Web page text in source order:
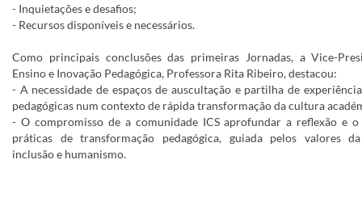
- Inquietações e desafios;
- Recursos disponíveis e necessários.
Como principais conclusões das primeiras Jornadas, a Vice-
Ensino e Inovação Pedagógica, Professora Rita Ribeiro, destacou:
- A necessidade de espaços de auscultação e partilha de
pedagógicas num contexto de rápida transformação da cultura
- O compromisso de a comunidade ICS aprofundar a reflexão e
práticas de transformação pedagógica, guiada pelos valores
inclusão e humanismo.